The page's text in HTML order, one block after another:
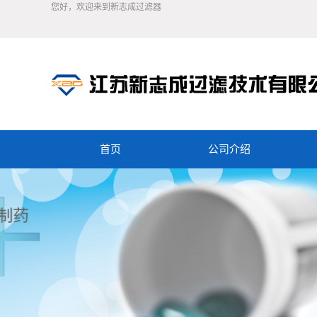
您好，欢迎来到新志成过滤器
首页 公司介绍